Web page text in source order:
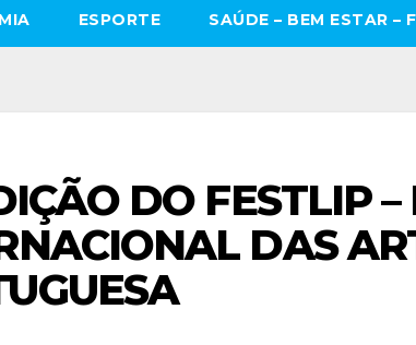
ESPORTE SAÚDE – BEM ESTAR –
DO FESTLIP
DAS